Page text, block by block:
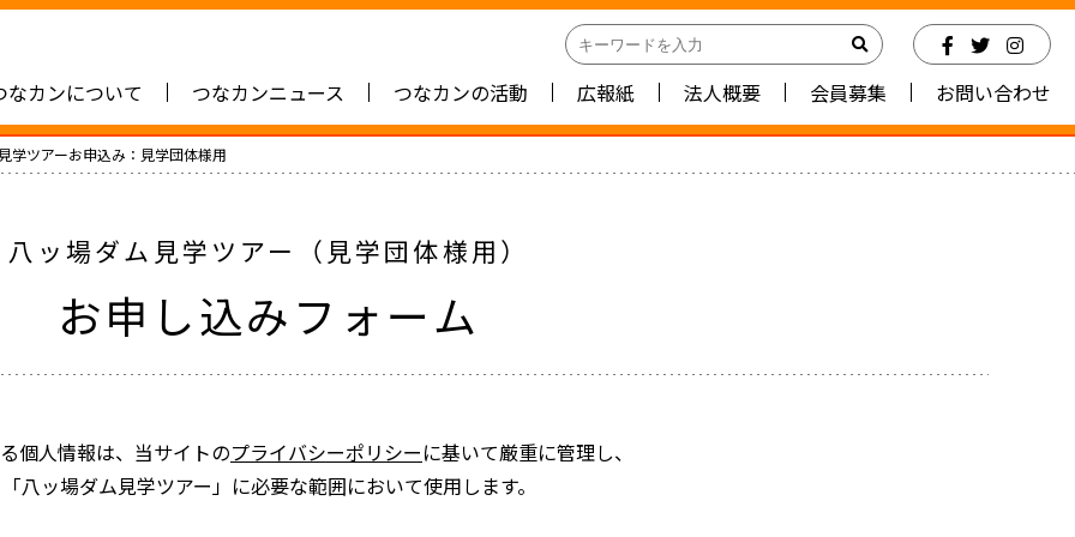
なカンについて つなカンニュース つなカンの活動 広報紙 法人概要 会員募集 お問い合わせ
学ツアーお申込み：見学団体様用
八ッ場ダム見学ツアー（見学団体様用）
お申し込みフォーム
個人情報は、当サイトのプライバシーポリシーに基いて厳重に管理し、
「八ッ場ダム見学ツアー」に必要な範囲において使用します。